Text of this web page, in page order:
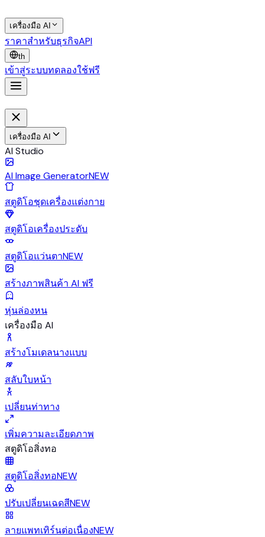
เครื่องมือ AI
ราคาสำหรับธุรกิจAPI
th
เข้าสู่ระบบทดลองใช้ฟรี
เครื่องมือ AI
AI Studio
AI Image GeneratorNEW
สตูดิโอชุดเครื่องแต่งกาย
สตูดิโอเครื่องประดับ
สตูดิโอแว่นตาNEW
สร้างภาพสินค้า AI ฟรี
หุ่นล่องหน
เครื่องมือ AI
สร้างโมเดลนางแบบ
สลับใบหน้า
เปลี่ยนท่าทาง
เพิ่มความละเอียดภาพ
สตูดิโอสิ่งทอ
สตูดิโอสิ่งทอNEW
ปรับเปลี่ยนเฉดสีNEW
ลายแพทเทิร์นต่อเนื่องNEW